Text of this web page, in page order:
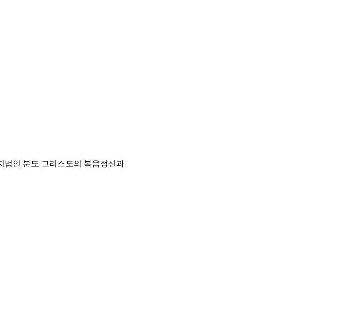
법인 분도 그리스도의 복음정신과